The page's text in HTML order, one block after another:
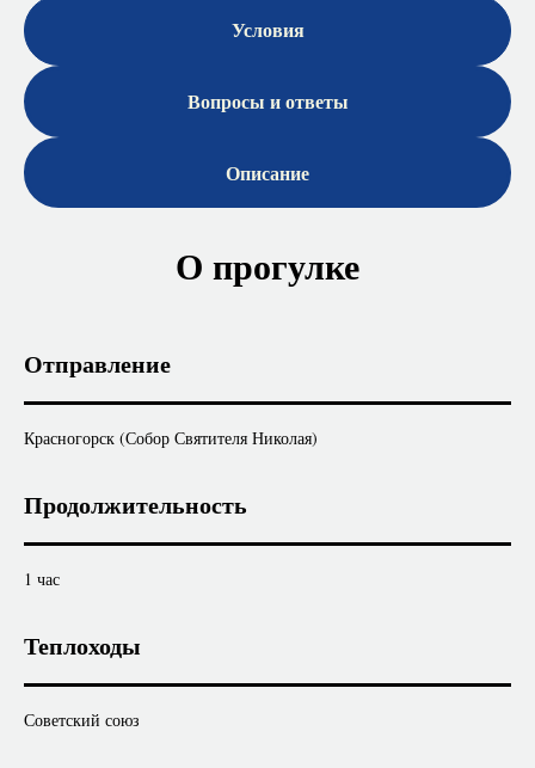
Условия
Вопросы и ответы
Описание
О прогулке
Отправление
Красногорск (Собор Святителя Николая)
Продолжительность
1 час
Теплоходы
Советский союз